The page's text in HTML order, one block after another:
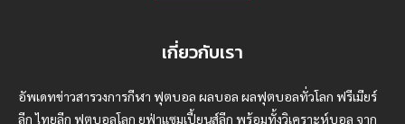
เกี่ยวกับเรา
อัพเดทข่าวสารวงการกีฬา ฟุตบอล ผลบอล ผลฟุตบอลทั่วโลก ฟรีเมียร์
ลีก ไทยลีก ฟุตบอลโลก ยูฟ่าแซมเปี้ยนส์ลีก พร้อมทั้งวิเคราะห์บอล จาก